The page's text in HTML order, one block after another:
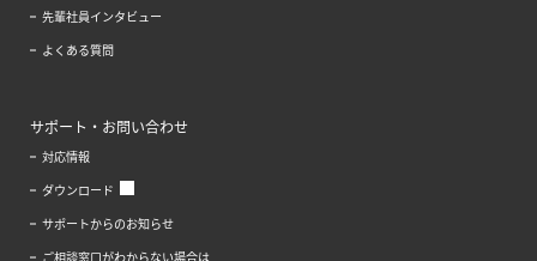
先輩社員インタビュー
よくある質問
サポート・お問い合わせ
対応情報
ダウンロード
サポートからのお知らせ
ご相談窓口がわからない場合は